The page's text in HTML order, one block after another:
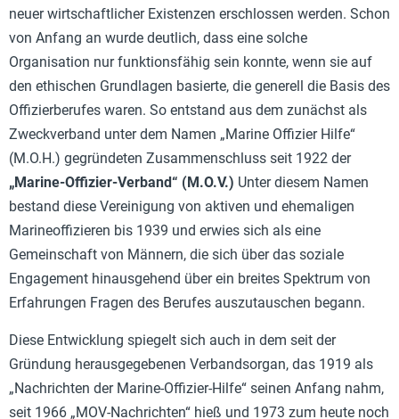
neuer wirt­schaftlicher Existenzen erschlossen werden. Schon
von Anfang an wurde deutlich, dass eine solche
Organisation nur funktionsfähig sein konnte, wenn sie auf
den ethischen Grundlagen basierte, die generell die Basis des
Offizierberufes waren. So entstand aus dem zunächst als
Zweckverband unter dem Namen „Marine Offizier Hilfe“
(M.O.H.) gegründeten Zusammenschluss seit 1922 der
„Marine-Offizier-Verband“ (M.O.V.) Unter diesem Namen
bestand diese Vereinigung von aktiven und ehemaligen
Marineoffizieren bis 1939 und erwies sich als eine
Gemeinschaft von Männern, die sich über das soziale
Engagement hinausgehend über ein breites Spektrum von
Erfahrungen Fragen des Berufes auszutauschen begann.
Diese Entwicklung spie­gelt sich auch in dem seit der
Gründung herausgegebenen Verbandsorgan, das 1919 als
„Nachrichten der Marine-Offizier-Hilfe“ seinen Anfang nahm,
seit 1966 „MOV-Nachrichten“ hieß und 1973 zum heute noch